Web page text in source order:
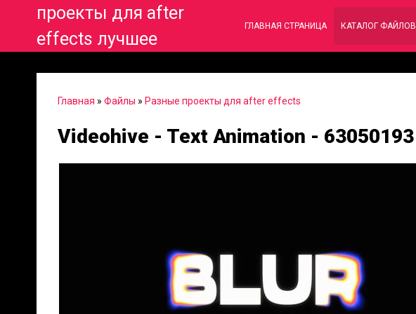
проекты для after
effects лучшее
ГЛАВНАЯ СТРАНИЦА КАТАЛОГ ФАЙЛОВ
Главная » Файлы » Разные проекты для after effects
Videohive - Text Animation - 63050193